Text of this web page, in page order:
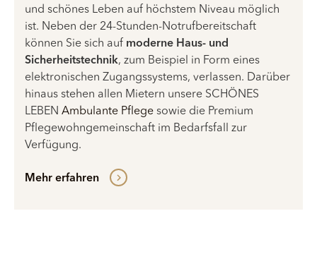
und schönes Leben auf höchstem Niveau möglich
ist. Neben der 24-Stunden-Notrufbereitschaft
können Sie sich auf moderne Haus- und
Sicherheitstechnik, zum Beispiel in Form eines
elektronischen Zugangssystems, verlassen. Darüber
hinaus stehen allen Mietern unsere SCHÖNES
LEBEN Ambulante Pflege sowie die Premium
Pflegewohngemeinschaft im Bedarfsfall zur
Verfügung.
Mehr erfahren